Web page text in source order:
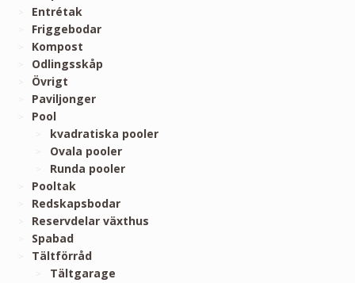
Entrétak
Friggebodar
Kompost
Odlingsskåp
Övrigt
Paviljonger
Pool
kvadratiska pooler
Ovala pooler
Runda pooler
Pooltak
Redskapsbodar
Reservdelar växthus
Spabad
Tältförråd
Tältgarage